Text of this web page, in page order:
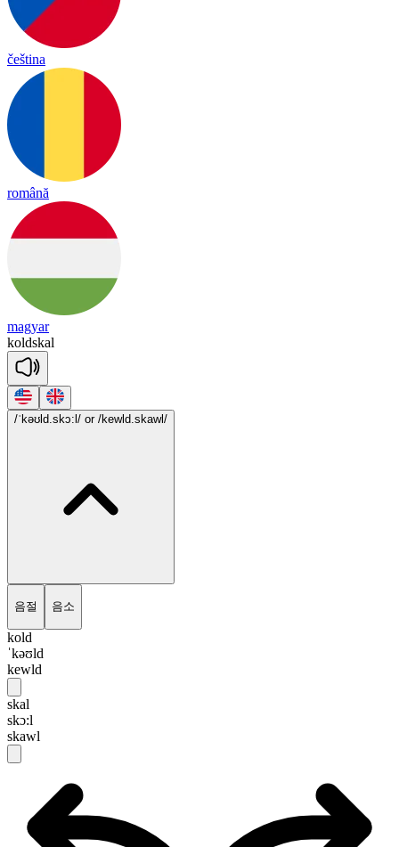
čeština
română
magyar
koldskal
/ˈkəʊld.skɔ:l/ or /kewld.skawl/
음절 음소
kold
ˈkəʊld
kewld
skal
skɔ:l
skawl